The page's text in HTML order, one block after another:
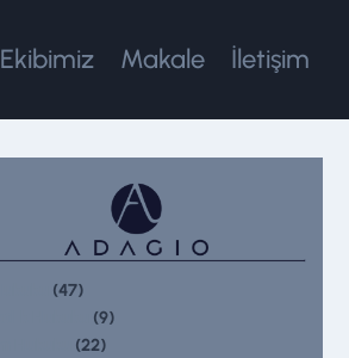
Ekibimiz Makale İletişim
(47)
(9)
(22)